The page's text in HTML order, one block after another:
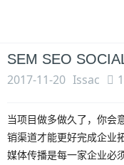
SEM SEO
2017-11-20 Issac
当项目做多做久了，你会
销渠道才能更好完成企业
媒体传播是每一家企业必